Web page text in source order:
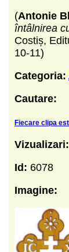
(Antonie
întâlnirea
Costiș,
10-11)
Categoria:
Cautare:
Fiecare clipa
Vizualizari:
Id: 6078
Imagine: